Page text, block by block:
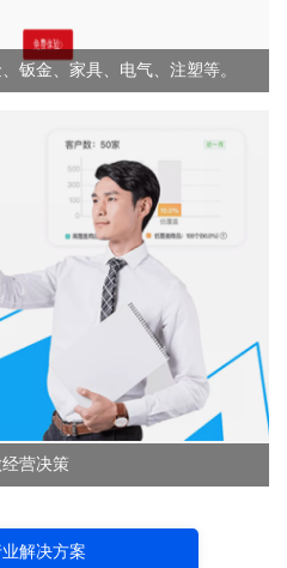
钣金、家具、电气、注塑等。
营决策
解决方案